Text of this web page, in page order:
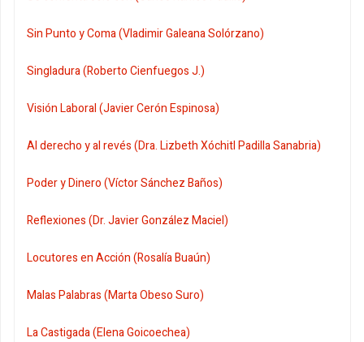
Sin Punto y Coma (Vladimir Galeana Solórzano)
Singladura (Roberto Cienfuegos J.)
Visión Laboral (Javier Cerón Espinosa)
Al derecho y al revés (Dra. Lizbeth Xóchitl Padilla Sanabria)
Poder y Dinero (Víctor Sánchez Baños)
Reflexiones (Dr. Javier González Maciel)
Locutores en Acción (Rosalía Buaún)
Malas Palabras (Marta Obeso Suro)
La Castigada (Elena Goicoechea)